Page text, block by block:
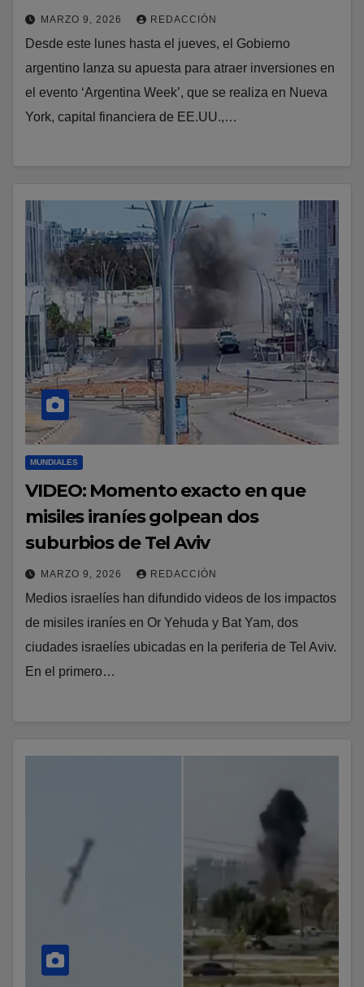
MARZO 9, 2026 REDACCIÓN
Desde este lunes hasta el jueves, el Gobierno
argentino lanza su apuesta para atraer inversiones en
el evento ‘Argentina Week’, que se realiza en Nueva
York, capital financiera de EE.UU.,…
MUNDIALES
VIDEO: Momento exacto en que
misiles iraníes golpean dos
suburbios de Tel Aviv
MARZO 9, 2026 REDACCIÓN
Medios israelíes han difundido videos de los impactos
de misiles iraníes en Or Yehuda y Bat Yam, dos
ciudades israelíes ubicadas en la periferia de Tel Aviv.
En el primero…